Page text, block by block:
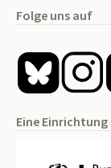
Folge uns auf
Eine Einrichtung